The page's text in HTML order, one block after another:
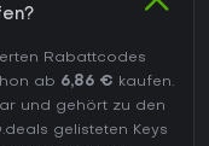
Rabattcodes
ab 6,86 € kaufen.
und gehört zu den
gelisteten Keys